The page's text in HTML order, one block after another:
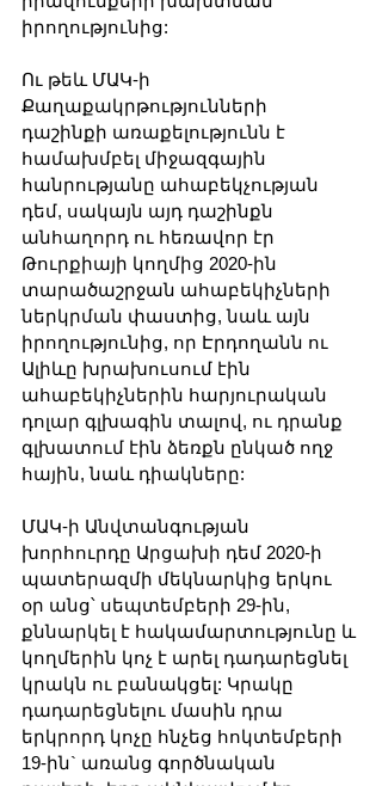
իրողությունից:
Ու թեև ՄԱԿ-ի
Քաղաքակրթությունների
դաշինքի առաքելությունն է
համախմբել միջազգային
հանրությանը ահաբեկչության
դեմ, սակայն այդ դաշինքն
անհաղորդ ու հեռավոր էր
Թուրքիայի կողմից 2020-ին
տարածաշրջան ահաբեկիչների
ներկրման փաստից, նաև այն
իրողությունից, որ Էրդողանն ու
Ալիևը խրախուսում էին
ահաբեկիչներին հարյուրական
դոլար գլխագին տալով, ու դրանք
գլխատում էին ձեռքն ընկած ողջ
հային, նաև դիակները:
ՄԱԿ-ի Անվտանգության
խորհուրդը Արցախի դեմ 2020-ի
պատերազմի մեկնարկից երկու
օր անց՝ սեպտեմբերի 29-ին,
քննարկել է հակամարտությունը և
կողմերին կոչ է արել դադարեցնել
կրակն ու բանակցել: Կրակը
դադարեցնելու մասին դրա
երկրորդ կոչը հնչեց հոկտեմբերի
19-ին` առանց գործնական